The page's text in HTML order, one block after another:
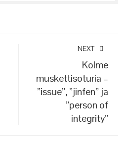
NEXT
Kolme
muskettisoturia –
”issue”, ”jinfen” ja
”person of
integrity”